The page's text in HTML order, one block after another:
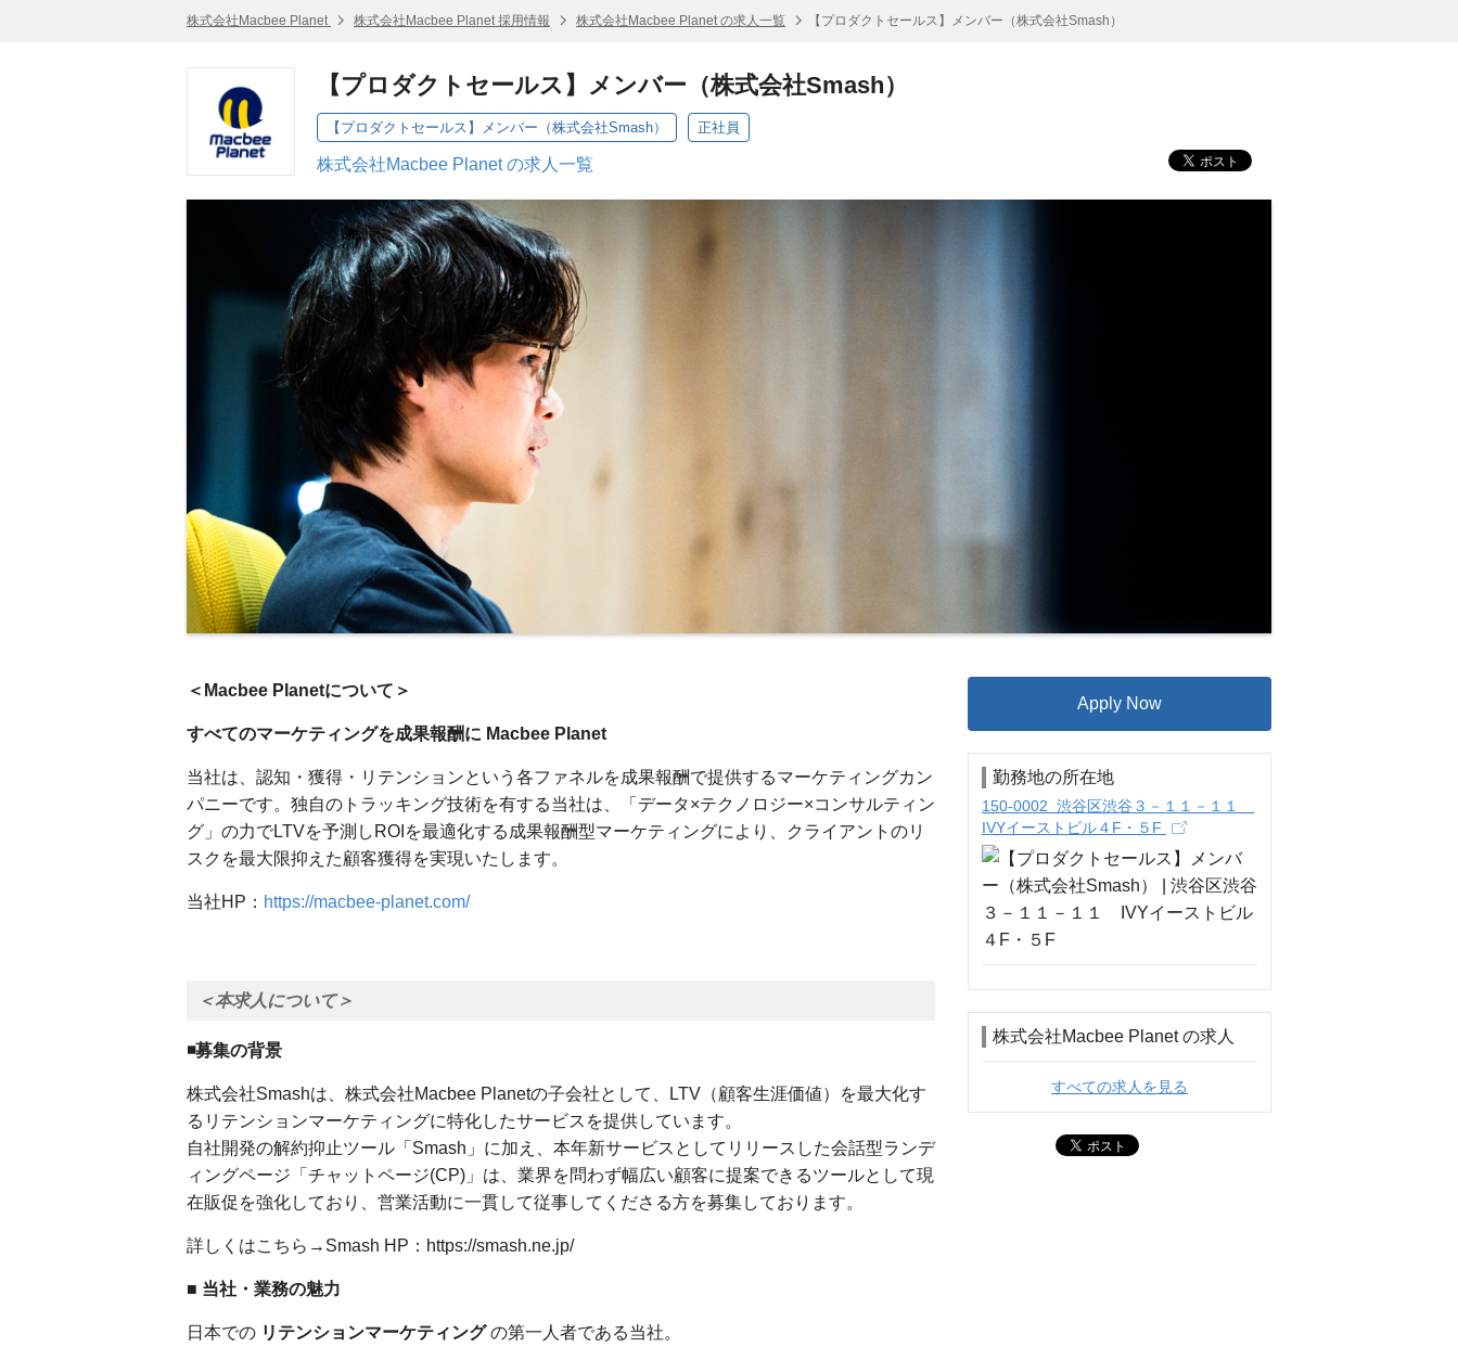
株式会社Macbee Planet 株式会社Macbee Planet 採用情報 株式会社Macbee Planet の求人一覧 【プロダクトセールス】メンバー（株式会社Smash）
【プロダクトセールス】メンバー（株式会社Smash）
【プロダクトセールス】メンバー（株式会社Smash） 正社員
株式会社Macbee Planet の求人一覧
＜Macbee Planetについて＞
すべてのマーケティングを成果報酬に Macbee Planet
当社は、認知・獲得・リテンションという各ファネルを成果報酬で提供するマーケティングカン
パニーです。独自のトラッキング技術を有する当社は、「データ×テクノロジー×コンサルティン
グ」の力でLTVを予測しROIを最適化する成果報酬型マーケティングにより、クライアントのリ
スクを最大限抑えた顧客獲得を実現いたします。
当社HP： https://macbee-planet.com/
＜本求人について＞
◾️募集の背景
株式会社Smashは、株式会社Macbee Planetの子会社として、LTV（顧客生涯価値）を最大化す
るリテンションマーケティングに特化したサービスを提供しています。
自社開発の解約抑止ツール「Smash」に加え、本年新サービスとしてリリースした会話型ランデ
ィングページ「チャットページ(CP)」は、業界を問わず幅広い顧客に提案できるツールとして現
在販促を強化しており、営業活動に一貫して従事してくださる方を募集しております。
詳しくはこちら→Smash HP：https://smash.ne.jp/
■ 当社・業務の魅力
日本での リテンションマーケティングの第一人者である当社。
Apply Now
勤務地の所在地
150-0002 渋谷区渋谷３－１１－１１
IVYイーストビル４F・５F
株式会社Macbee Planet の求人
すべての求人を見る